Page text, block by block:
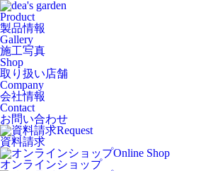
Product
製品情報
Gallery
施工写真
Shop
取り扱い店舗
Company
会社情報
Contact
お問い合わせ
Request
資料請求
Online Shop
オンラインショップ